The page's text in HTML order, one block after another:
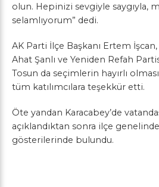
olun. Hepinizi sevgiyle saygıyla,
selamlıyorum” dedi.
AK Parti İlçe Başkanı Ertem
Ahat Şanlı ve Yeniden Refah
Tosun da seçimlerin hayırlı
tüm katılımcılara teşekkür etti.
Öte yandan Karacabey’de
açıklandıktan sonra ilçe
gösterilerinde bulundu.